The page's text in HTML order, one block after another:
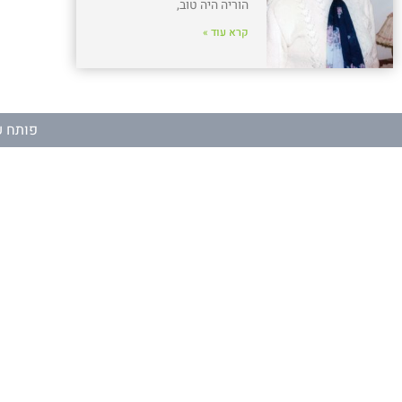
הוריה היה טוב,
קרא עוד »
פותח